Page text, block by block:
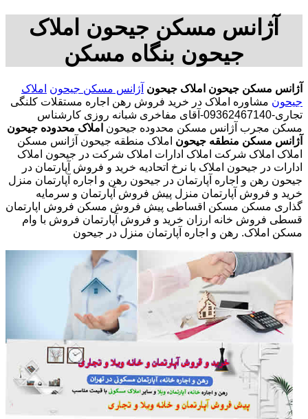
آژانس مسکن جیحون املاک
جیحون بنگاه مسکن
آژانس مسکن جیحون املاک جیحون آژانس مسکن جیحون املاک
جیحون مشاوره املاک در خرید فروش رهن اجاره مستقلات کلنگی
تجاری-09362467140-آقای مفاخری شبانه روزی کارشناس
مسکن مجرب آژانس مسکن محدوده جیحون املاک محدوده جیحون
آژانس مسکن منطقه جیحون املاک منطقه جیحون آژانس مسکن
املاک املاک شرکت املاک ادارات املاک شرکت در جیحون املاک
ادارات در جیحون املاک با نرخ اتحادیه خرید و فروش آپارتمان در
جیحون رهن و اجاره آپارتمان در جیحون رهن و اجاره آپارتمان منزل
خرید و فروش آپارتمان منزل پیش فروش آپارتمان و سرمایه
گذاری مسکن مسکن اقساطی پیش فروش مسکن فروش اپارتمان
قسطی فروش خانه ارزان خرید و فروش آپارتمان فروش با وام
مسکن املاک. رهن و اجاره آپارتمان منزل در جیحون